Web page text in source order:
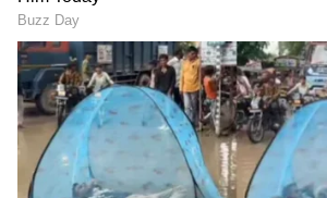
Image Credit : PR Handout